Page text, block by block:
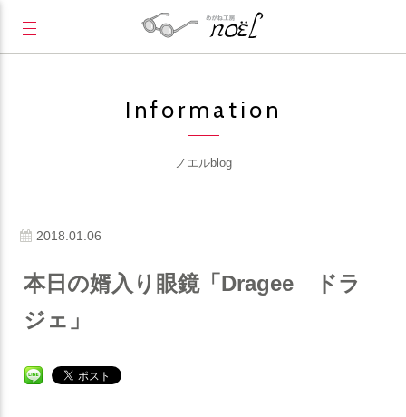
Information
ノエルblog
2018.01.06
本日の婿入り眼鏡「Dragee ドラ
ジェ」